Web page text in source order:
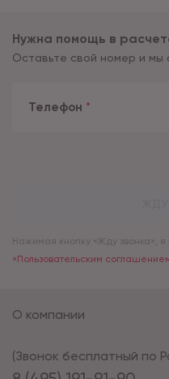
Нужна помощь в
Оставьте свой номер и мы
Телефон *
Нажимая кнопку «Жду звонка»,
«Пользовательским
(Звонок бесплатный по
О компании